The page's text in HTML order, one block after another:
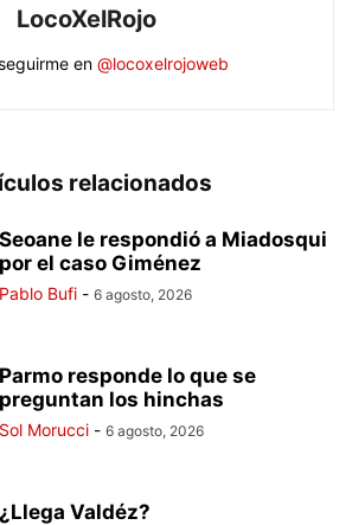
LocoXelRojo
en @locoxelrojoweb
relacionados
Seoane le respondió a Miadosqui
por el caso Giménez
Pablo Bufi - 6 agosto, 2026
Parmo responde lo que se
preguntan los hinchas
Sol Morucci - 6 agosto, 2026
¿Llega Valdéz?